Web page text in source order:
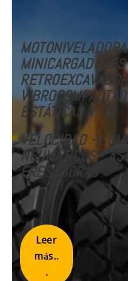
ESTÁTICAS Y DE
VELOCIDAD-
NEUMÁTICOS-
FRESADORAS
Leer
más..
.